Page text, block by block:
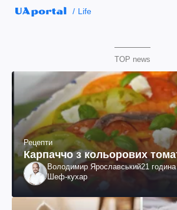
Life
TOP news
Рецепти
Карпаччо з кольорових
Володимир Ярославський21
Шеф-кухар